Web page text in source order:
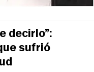
decirlo”:
sufrió